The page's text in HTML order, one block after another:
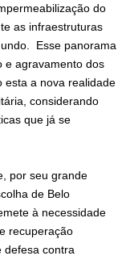
do
as infraestruturas
Esse panorama
e agravamento dos
esta a nova realidade
considerando
que já se
por seu grande
de Belo
à necessidade
recuperação
defesa contra